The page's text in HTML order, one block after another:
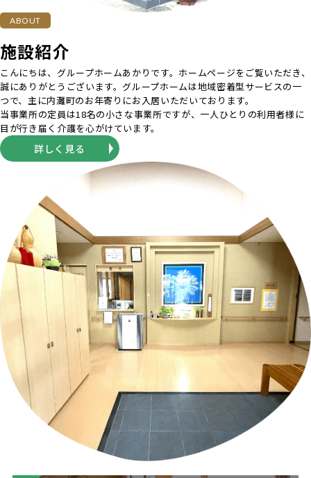
ABOUT
施設紹介
こんにちは、グループホームあかりです。ホームページをご覧いただき、
誠にありがとうございます。グループホームは地域密着型サービスの一
つで、主に内灘町のお年寄りにお入居いただいております。
当事業所の定員は18名の小さな事業所ですが、一人ひとりの利用者様に
目が行き届く介護を心がけています。
詳しく見る